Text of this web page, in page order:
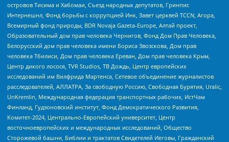
островов Тисима и Хабомаи, Съезд народных депутатов, Гринпис
Интернешнл, Фонд борьбы с коррупцией Инк, Завет церквей TCCN, Агора,
Всемирный фонд природы, BDR Novaja Gazeta-Europe, Алтай проект,
Образовательный дом прав человека Чернигов, Фонд Дом Прав Человека,
Белорусский дом прав человека имени Бориса Звозскова, Дом прав
человека Тбилиси, Дом прав человека Ереван, Дом прав человека Крым,
Центр дикого лосося, TVR Studios, ТВ Дождь, Центр европейских
исследований им Вилфрида Мартенса, Сетевое объединение журналистов
расследователей, АЛЛАТРА, За свободную Россию, Свободная Бурятия, Uralic,
UnKremlin, Международная федерация транспортных рабочих, ИстЧам
Финланд, Гудзоновский институт, Фонд Демократического Развития,
Комитет-2024, Центрально-Европейский университет, Центр
восточноевропейских и международных исследований, Общество
Сторожевой башни, Библии и трактатов Свидетелей Иеговы, Гражданский